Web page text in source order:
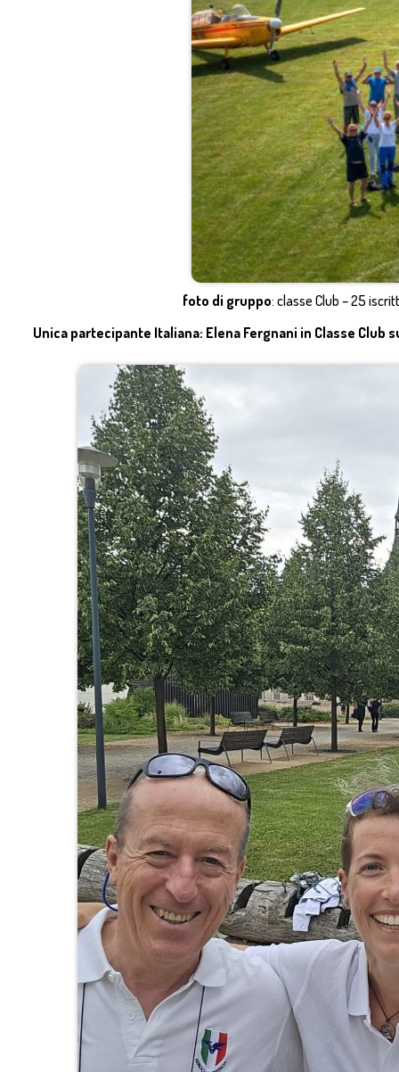
foto di gruppo: classe Club – 25
Unica partecipante Italiana: Elena Fergnani in Classe Club